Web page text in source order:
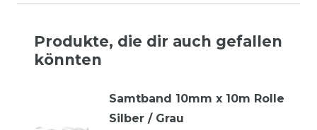
Produkte, die dir auch gefallen
könnten
Samtband 10mm x 10m Rolle
Silber / Grau